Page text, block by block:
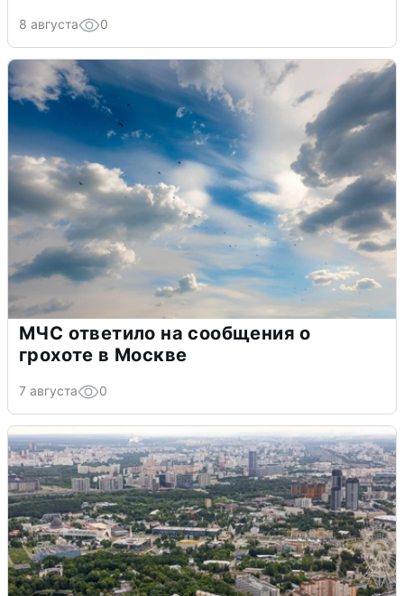
8 августа 0
МЧС ответило на сообщения о
грохоте в Москве
7 августа 0